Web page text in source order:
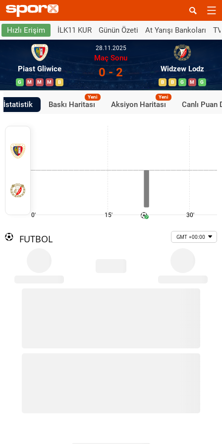
Hızlı Erişim İLK11 KUR Günün Özeti At Yarışı Bankoları
Piast Gliwice
G M M M B
28.11.2025
Maç Sonu
0 - 2 Widzew Lodz
B B G M G
İstatistik Baskı Haritası
Yeni
Aksiyon Haritası
Yeni
Canlı Puan
0' 15' 30'
FUTBOL GMT +00:00